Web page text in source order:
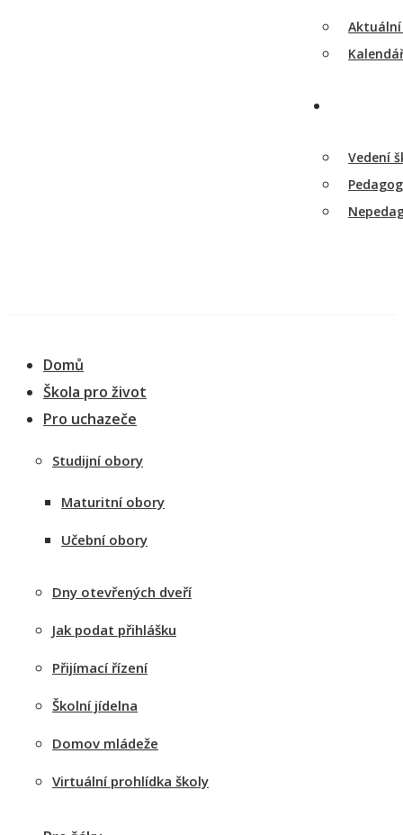
Vedení
Domů
Škola pro život
Pro uchazeče
Studijní obory
Maturitní obory
Učební obory
Dny otevřených dveří
Jak podat přihlášku
Přijímací řízení
Školní jídelna
Domov mládeže
Virtuální prohlídka školy